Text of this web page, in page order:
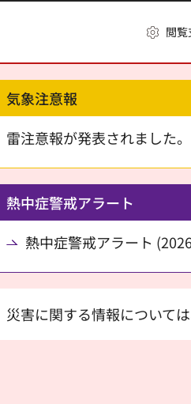
閲
気象注意報
雷注意報が発表されました。
熱中症警戒アラート
熱中症警戒アラート
災害に関する情報については